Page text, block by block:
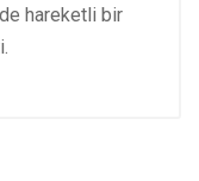
hareketli bir